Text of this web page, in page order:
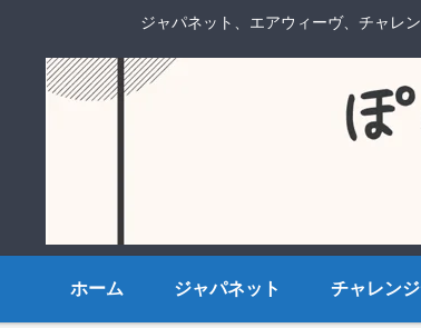
ジャパネット、エアウィーヴ、チャレ
ホーム ジャパネット チャレン